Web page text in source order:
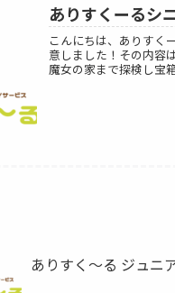
ありすくーるシ
こんにちは、ありすく
意しました！その内容
魔女の家まで探検し宝
ありすく〜る ジュニ